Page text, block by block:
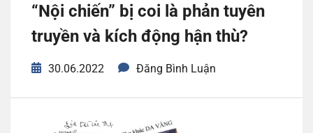
“Nội chiến” bị coi là phản tuyên
truyền và kích động hận thù?
30.06.2022 Đăng Bình Luận